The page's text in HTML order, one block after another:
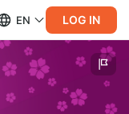
EN LOG IN